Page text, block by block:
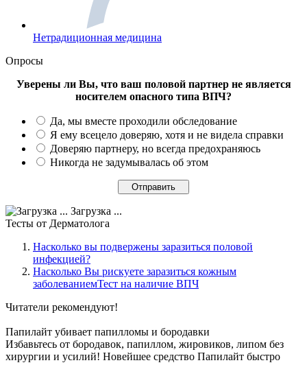
Нетрадиционная медицина
Опросы
Уверены ли Вы, что ваш половой партнер не является
носителем опасного типа ВПЧ?
Да, мы вместе проходили обследование
Я ему всецело доверяю, хотя и не видела справки
Доверяю партнеру, но всегда предохраняюсь
Никогда не задумывалась об этом
Загрузка ...
Тесты от Дерматолога
Насколько вы подвержены заразиться половой
инфекцией?
Насколько Вы рискуете заразиться кожным
заболеваниемТест на наличие ВПЧ
Читатели рекомендуют!
Папилайт убивает папилломы и бородавки
Избавьтесь от бородавок, папиллом, жировиков, липом без
хирургии и усилий! Новейшее средство Папилайт быстро